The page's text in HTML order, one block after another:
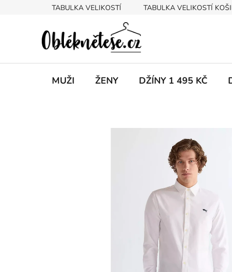
TABULKA VELIKOSTÍ TABULKA VELIKOSTÍ
MUŽI ŽENY DŽÍNY 1 495 KČ